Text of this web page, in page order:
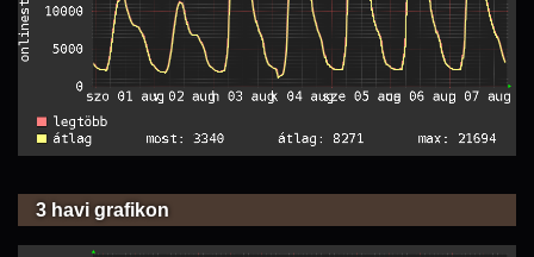
3 havi grafikon